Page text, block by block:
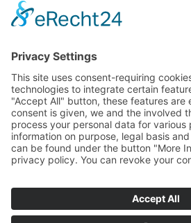
wintergarten dekoration
smart home
renovieren
elektro
küche holz feuer
sicherheit
dach garten